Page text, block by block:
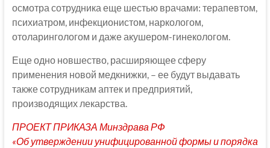
осмотра сотрудника еще шестью врачами: терапевтом,
психиатром, инфекционистом, наркологом,
отоларингологом и даже акушером-гинекологом.
Еще одно новшество, расширяющее сферу
применения новой медкнижки, – ее будут выдавать
также сотрудникам аптек и предприятий,
производящих лекарства.
ПРОЕКТ ПРИКАЗА Минздрава РФ
«Об утверждении унифицированной формы и порядка